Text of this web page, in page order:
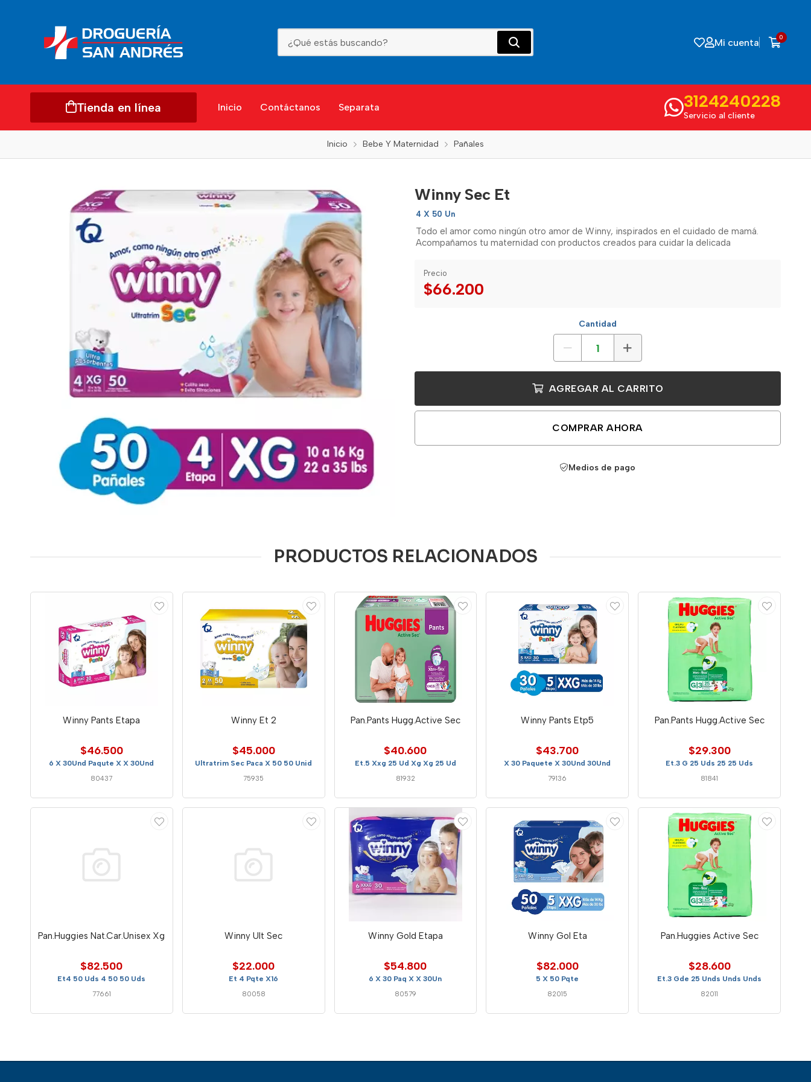
Mi cuenta 0
Tienda en línea Inicio Contáctanos Separata 3124240228
Servicio al cliente
Inicio Bebe Y Maternidad Pañales
Winny Sec Et
4 X 50 Un
Todo el amor como ningún otro amor de Winny, inspirados en el cuidado de mamá.
Acompañamos tu maternidad con productos creados para cuidar la delicada
Precio
$66.200
Cantidad
AGREGAR AL CARRITO
COMPRAR AHORA
Medios de pago
PRODUCTOS RELACIONADOS
Winny Pants Etapa
$46.500
6 X 30Und Paqute X X 30Und
80437
Winny Et 2
$45.000
Ultratrim Sec Paca X 50 50 Unid
75935
Pan.Pants Hugg.Active Sec
$40.600
Et.5 Xxg 25 Ud Xg Xg 25 Ud
81932
Winny Pants Etp5
$43.700
X 30 Paquete X 30Und 30Und
79136
Pan.Pants Hugg.Active Sec
$29.300
Et.3 G 25 Uds 25 25 Uds
81841
Pan.Huggies Nat.Car.Unisex Xg
$82.500
Et4 50 Uds 4 50 50 Uds
77661
Winny Ult Sec
$22.000
Et 4 Pqte X16
80058
Winny Gold Etapa
$54.800
6 X 30 Paq X X 30Un
80579
Winny Gol Eta
$82.000
5 X 50 Pqte
82015
Pan.Huggies Active Sec
$28.600
Et.3 Gde 25 Unds Unds Unds
82011